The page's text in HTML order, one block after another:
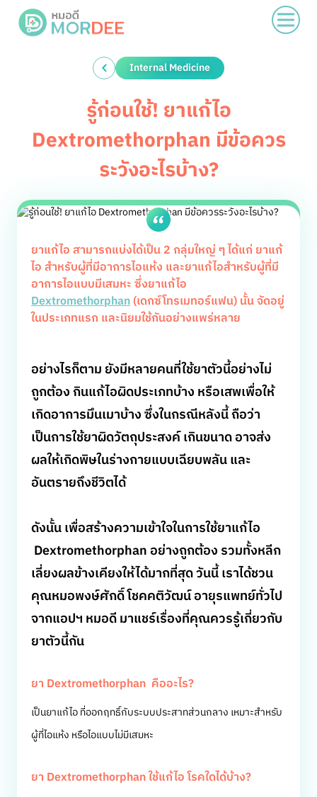
Internal Medicine
รู้ก่อนใช้! ยาแก้ไอ
Dextromethorphan มีข้อควร
ระวังอะไรบ้าง?
ยาแก้ไอ สามารถแบ่งได้เป็น 2 กลุ่มใหญ่ ๆ ได้แก่ ยาแก้
ไอ สำหรับผู้ที่มีอาการไอแห้ง และยาแก้ไอสำหรับผู้ที่มี
อาการไอแบบมีเสมหะ ซึ่งยาแก้ไอ
Dextromethorphan(เดกซ์โทรเมทอร์แฟน) นั้น จัดอยู่
ในประเภทแรก และนิยมใช้กันอย่างแพร่หลาย
อย่างไรก็ตาม ยังมีหลายคนที่ใช้ยาตัวนี้อย่างไม่
ถูกต้อง กินแก้ไอผิดประเภทบ้าง หรือเสพเพื่อให้
เกิดอาการมึนเมาบ้าง ซึ่งในกรณีหลังนี้ ถือว่า
เป็นการใช้ยาผิดวัตถุประสงค์ เกินขนาด อาจส่ง
ผลให้เกิดพิษในร่างกายแบบเฉียบพลัน และ
อันตรายถึงชีวิตได้
ดังนั้น เพื่อสร้างความเข้าใจในการใช้ยาแก้ไอ
Dextromethorphan อย่างถูกต้อง รวมทั้งหลีก
เลี่ยงผลข้างเคียงให้ได้มากที่สุด วันนี้ เราได้ชวน
คุณหมอพงษ์ศักดิ์ โชคคติวัฒน์ อายุรแพทย์ทั่วไป
จากแอปฯ หมอดี มาแชร์เรื่องที่คุณควรรู้เกี่ยวกับ
ยาตัวนี้กัน
ยา Dextromethorphan คืออะไร?
เป็นยาแก้ไอ ที่ออกฤทธิ์กับระบบประสาทส่วนกลาง เหมาะสำหรับ
ผู้ที่ไอแห้ง หรือไอแบบไม่มีเสมหะ
ยา Dextromethorphan ใช้แก้ไอ โรคใดได้บ้าง?